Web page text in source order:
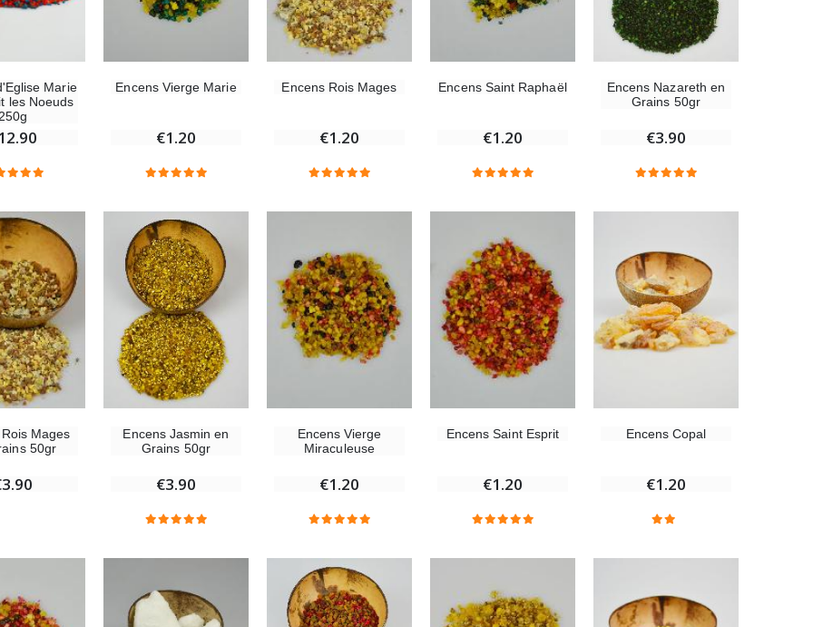
Marie
les Noeuds
250g
Encens Vierge Marie
€1.20
Encens Rois Mages
€1.20
Encens Saint Raphaël
€1.20
Encens Nazareth en
Grains 50gr
€3.90
Mages
50gr
Encens Jasmin en
Grains 50gr
€3.90
Encens Vierge
Miraculeuse
€1.20
Encens Saint Esprit
€1.20
Encens Copal
€1.20